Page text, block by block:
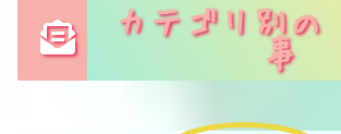
カテゴリ別の
事